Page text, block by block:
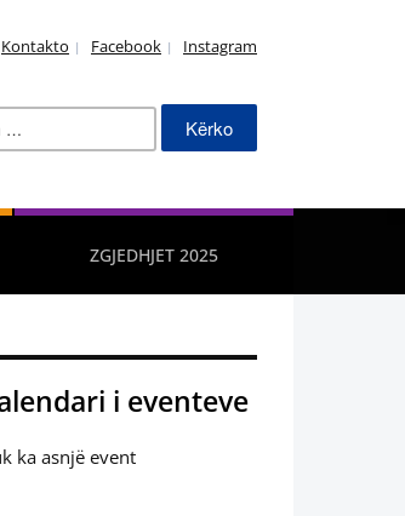
Kontakto Facebook Instagram
Kërko
për:
ZGJEDHJET 2025
i eventeve
ka asnjë event